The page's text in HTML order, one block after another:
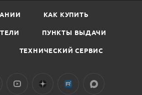
КАК КУПИТЬ
ПУНКТЫ ВЫДАЧИ
ТЕХНИЧЕСКИЙ СЕРВИС